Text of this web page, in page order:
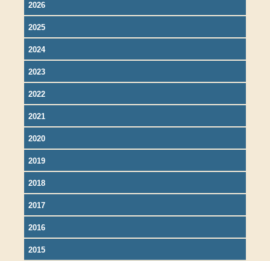
2026
2025
2024
2023
2022
2021
2020
2019
2018
2017
2016
2015